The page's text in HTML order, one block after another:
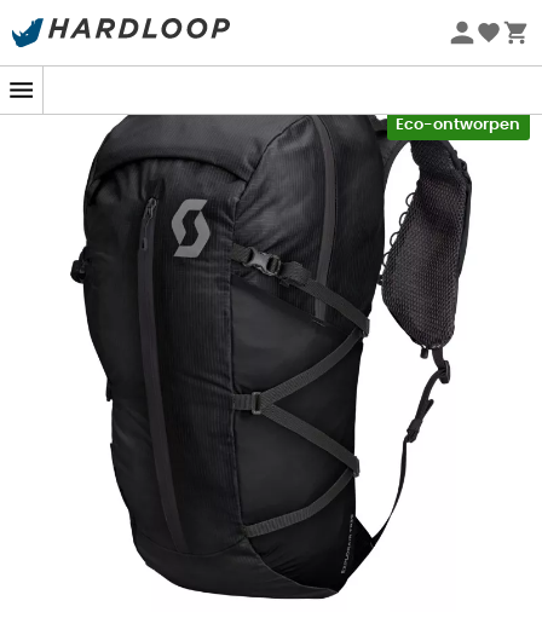
Zomeraanbiedingen 🔥 -5% EXTRA vanaf 2 producten* met
Eco-ontworpen
Midden in de steile paden, wanneer elke gram telt en de
kleinste misstap je kan vertragen, blijkt deExplorair 30
van
jouw snelle tempo bij te houden, maakt hij het mogelijk
om moeiteloos water, voedsel en kleding te vervoeren,
terwijl hij verrassend licht blijft. Het ergonomische
ontwerp, versterkt door slimme verstelbare riemen, zorgt
ervoor dat al je spullen op hun plaats blijven, zelfs in de
meest technische passages.
Met snel toegankelijke zakken hoef je nooit meer
wanhopig te zoeken naar je favoriete energiereep
tijdens een klim. En wat te zeggen over de verticale
bevestigingsriemen voor stokken? Ze zijn er om te
voorkomen dat je met je uitrusting moet jongleren
wanneer de helling steiler wordt. Een echte tovenarij
voor bergliefhebbers, of ze nu beginners zijn of
doorgewinterde experts.
Explorair 30is niet zomaar een rugzak; hij
belichaamt een filosofie van snelheid en lichtheid, terwijl